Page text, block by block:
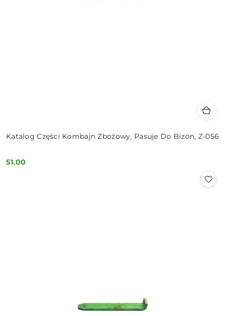
Katalog Części Kombajn Zbożowy, Pasuje Do Bizon, Z-056
Cena:
51.00